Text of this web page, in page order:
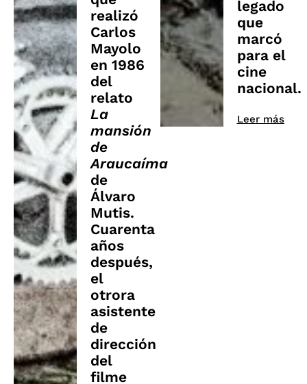
realizó
Carlos
Mayolo
en 1986
del
relato
La
mansión
de
Araucaíma
de
Álvaro
Mutis.
Cuarenta
años
después,
el
otrora
asistente
de
dirección
del
filme
legado
que
marcó
para el
cine
nacional.
Leer más